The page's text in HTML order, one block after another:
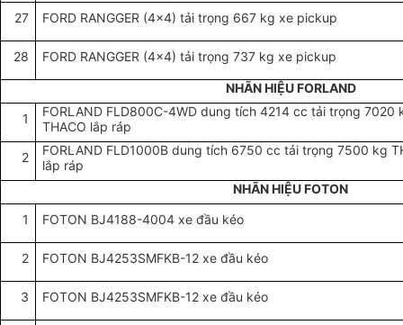
27 FORD RANGGER (4x4) tải trọng 667 kg xe pickup
28 FORD RANGGER (4x4) tải trọng 737 kg xe pickup
NHÃN HIỆU FORLAND
1
FORLAND FLD800C-4WD dung tích 4214 cc tải trọng 7020
THACO lắp ráp
2
FORLAND FLD1000B dung tích 6750 cc tải trọng 7500 kg
lắp ráp
NHÃN HIỆU FOTON
1
FOTON BJ4188-4004 xe đầu kéo
2 FOTON BJ4253SMFKB-12 xe đầu kéo
3 FOTON BJ4253SMFKB-12 xe đầu kéo